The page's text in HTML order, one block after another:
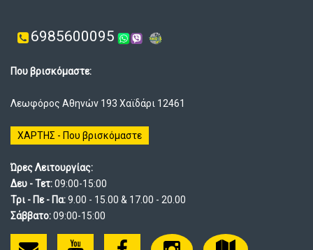
6985600095
Που βρισκόμαστε:
Λεωφόρος Αθηνών 193 Χαϊδάρι 12461
ΧΑΡΤΗΣ - Που βρισκόμαστε
Ώρες Λειτουργίας:
Δευ - Τετ:09:00-15:00
Τρι - Πε - Πα:9.00 - 15.00 & 17.00 - 20.00
Σάββατο:09:00-15:00